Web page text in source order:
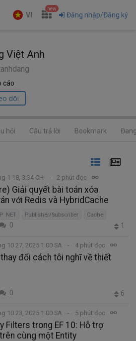
VI
new
Đăng nhập/Đăng ký
Việt Anh
cáo
dõi
hỏi Câu trả lời Bookmark
1 18, 3:34 CH 2 phút đọc
Giải quyết bài toán xóa
với Redis và HybridCache
.NET Publisher/Subscriber Cache
0 1
10 27, 2025 1:00 SA 4 phút đọc
đổi cách tôi nghĩ về thiết
0 6
10 23, 2025 1:00 SA 5 phút đọc
Filters trong EF 10: Hỗ trợ
cùng một Entity